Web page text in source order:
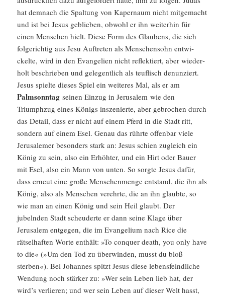
hat demnach die Spaltung von Kaper­naum nicht mitge­macht
und ist bei Jesus geblieben, obwohl er ihn weiterhin für
einen Menschen hielt. Diese Form des Glaubens, die sich
folge­richtig aus Jesu Auftreten als Menschen­sohn entwi­
ckelte, wird in den Evange­lien nicht reflek­tiert, aber wieder­
holt beschrieben und gelegent­lich als teuflisch denun­ziert.
Jesus spielte dieses Spiel ein weiteres Mal, als er am
Palmsonntag seinen Einzug in Jerusalem wie den
Triumphzug eines Königs insze­nierte, aber gebro­chen durch
das Detail, dass er nicht auf einem Pferd in die Stadt ritt,
sondern auf einem Esel. Genau das rührte offenbar viele
Jerusa­lemer beson­ders stark an: Jesus schien zugleich ein
König zu sein, also ein Erhöhter, und ein Hirt oder Bauer
mit Esel, also ein Mann von unten. So sorgte Jesus dafür,
dass erneut eine große Menschen­menge entstand, die ihn als
König, also als Menschen verehrte, die an ihn glaubte, so
wie man an einen König und sein Heil glaubt. Der
jubelnden Stadt scheu­derte er dann seine Klage über
Jerusalem entgegen, die im Evange­lium nach Rice die
rätsel­haften Worte enthält: »To conquer death, you only have
to die« (»Um den Tod zu überwinden, musst du bloß
sterben«). Bei Johannes spitzt Jesus diese lebens­feind­liche
Wendung noch stärker zu: »Wer sein Leben lieb hat, der
wird’s verlieren; und wer sein Leben auf dieser Welt hasst,